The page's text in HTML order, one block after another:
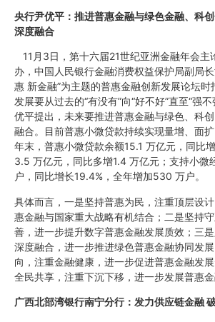
央行尹优平：推进普惠金融与绿色金融、科
深度融合
11月3日，第十六届21世纪亚洲金融年会主
办，中国人民银行金融消费权益保护局副局
惠 新金融”为主题的普惠金融创新发展论坛时
发展要从过去的“有没有”向“好不好”直至“强
优平提出，未来要推进普惠金融与绿色、科
融合。目前普惠小微贷款持续实现量增、面
年末，普惠小微贷款余额15.1 万亿元，同比
3.5 万亿元，同比多增1.4 万亿元；支持小微
户，同比增长19.4%，全年增加530 万户。
具体而言，一是坚持普惠为民，注重顶层设
惠金融与国家重大战略有机结合；二是坚持
善，进一步提升数字普惠金融发展质效；三
深度融合，进一步推进绿色普惠金融协同发
向，注重金融健康，进一步促进普惠金融发
全民共享，注重下沉下移，进一步发展普惠金
广西北部湾银行南宁分行：发力供应链金融